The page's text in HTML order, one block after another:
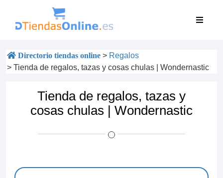
Directorio tiendas online > Regalos
> Tienda de regalos, tazas y cosas chulas | Wondernastic
Tienda de regalos, tazas y
cosas chulas | Wondernastic